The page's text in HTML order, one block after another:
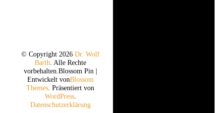
© Copyright 2026 Dr. Wolf
Barth. Alle Rechte
vorbehalten.Blossom Pin |
Entwickelt vonBlossom
Themes. Präsentiert von
WordPress.
Datenschutzerklärung